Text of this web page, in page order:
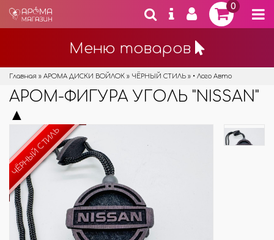
0
Меню товаров
Главная » АРОМА ДИСКИ ВОЙЛОК » ЧЁРНЫЙ СТИЛЬ » • Лого Авто
АРОМ-ФИГУРА УГОЛЬ "NISSAN"
▲
ЧЁРНЫЙ СТИЛЬ